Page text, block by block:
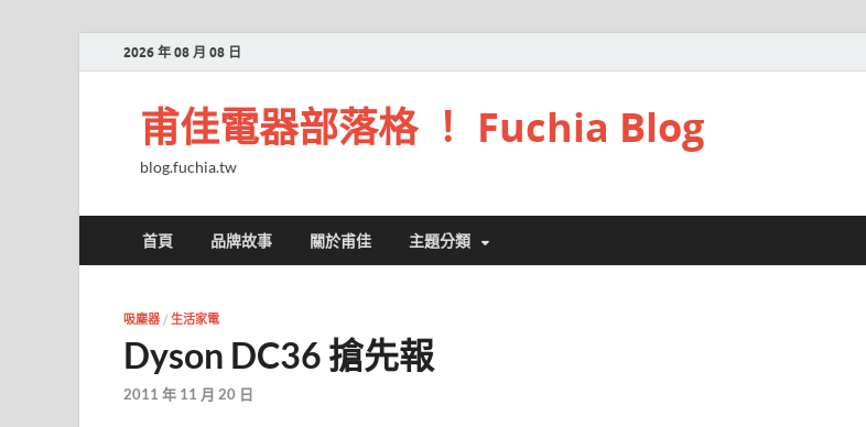
2026 年 08 月 08 日
甫佳電器部落格 ！ Fuchia Blog
blog.fuchia.tw
首頁 品牌故事 關於甫佳 主題分類
吸塵器 / 生活家電
Dyson DC36 搶先報
2011 年 11 月 20 日